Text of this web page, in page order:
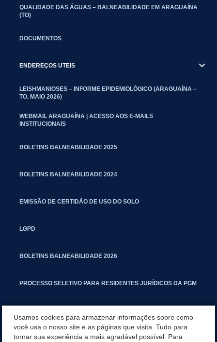
QUALIDADE DAS ÁGUAS – BALNEABILIDADE EM ARAGUAÍNA
(TO)
DOCUMENTOS
ENDEREÇOS UTEIS
LEISHMANIOSES – INFORME EPIDEMIOLÓGICO (ARAGUAÍNA –
TO, MAIO 2026)
WEBMAIL ARAGUAÍNA | ACESSO AOS E-MAILS
INSTITUCIONAIS
BOLETINS BALNEABILIDADE 2025
BOLETINS BALNEABILIDADE 2024
EMISSÃO DE CERTIDÃO DE USO DO SOLO
LGPD
BOLETINS BALNEABILIDADE 2026
PROCESSO SELETIVO PARA RESIDENTES JURÍDICOS DA PGM
MANUAL DE PROCEDIMENTOS IMOBILIÁRIOS SEINFRA
Usamos cookies para armazenar informações sobre como
você usa o nosso site e as páginas que visita. Tudo para
tornar sua experiência a mais agradável possível. Para